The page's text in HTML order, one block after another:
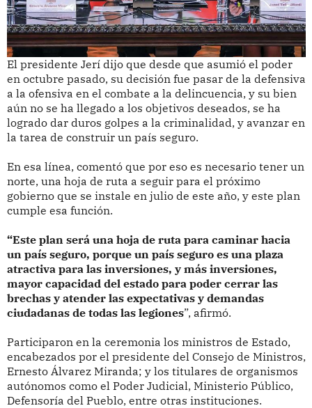
El presidente Jerí dijo que desde que asumió el poder
en octubre pasado, su decisión fue pasar de la defensiva
a la ofensiva en el combate a la delincuencia, y su bien
aún no se ha llegado a los objetivos deseados, se ha
logrado dar duros golpes a la criminalidad, y avanzar en
la tarea de construir un país seguro.
En esa línea, comentó que por eso es necesario tener un
norte, una hoja de ruta a seguir para el próximo
gobierno que se instale en julio de este año, y este plan
cumple esa función.
“Este plan será una hoja de ruta para caminar hacia
un país seguro, porque un país seguro es una plaza
atractiva para las inversiones, y más inversiones,
mayor capacidad del estado para poder cerrar las
brechas y atender las expectativas y demandas
ciudadanas de todas las legiones”, afirmó.
Participaron en la ceremonia los ministros de Estado,
encabezados por el presidente del Consejo de Ministros,
Ernesto Álvarez Miranda; y los titulares de organismos
autónomos como el Poder Judicial, Ministerio Público,
Defensoría del Pueblo, entre otras instituciones.